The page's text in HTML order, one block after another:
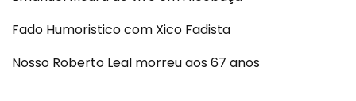
Fado Humoristico com Xico Fadista
Nosso Roberto Leal morreu aos 67 anos